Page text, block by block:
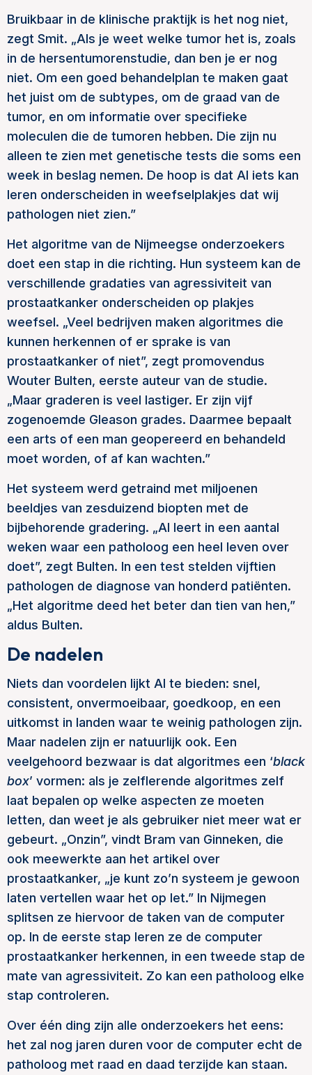
Bruikbaar in de klinische praktijk is het nog niet,
zegt Smit. „Als je weet welke tumor het is, zoals
in de hersentumorenstudie, dan ben je er nog
niet. Om een goed behandelplan te maken gaat
het juist om de subtypes, om de graad van de
tumor, en om informatie over specifieke
moleculen die de tumoren hebben. Die zijn nu
alleen te zien met genetische tests die soms een
week in beslag nemen. De hoop is dat AI iets kan
leren onderscheiden in weefselplakjes dat wij
pathologen niet zien.”
Het algoritme van de Nijmeegse onderzoekers
doet een stap in die richting. Hun systeem kan de
verschillende gradaties van agressiviteit van
prostaatkanker onderscheiden op plakjes
weefsel. „Veel bedrijven maken algoritmes die
kunnen herkennen of er sprake is van
prostaatkanker of niet”, zegt promovendus
Wouter Bulten, eerste auteur van de studie.
„Maar graderen is veel lastiger. Er zijn vijf
zogenoemde Gleason grades. Daarmee bepaalt
een arts of een man geopereerd en behandeld
moet worden, of af kan wachten.”
Het systeem werd getraind met miljoenen
beeldjes van zesduizend biopten met de
bijbehorende gradering. „AI leert in een aantal
weken waar een patholoog een heel leven over
doet”, zegt Bulten. In een test stelden vijftien
pathologen de diagnose van honderd patiënten.
„Het algoritme deed het beter dan tien van hen,”
aldus Bulten.
De nadelen
Niets dan voordelen lijkt AI te bieden: snel,
consistent, onvermoeibaar, goedkoop, en een
uitkomst in landen waar te weinig pathologen zijn.
Maar nadelen zijn er natuurlijk ook. Een
veelgehoord bezwaar is dat algoritmes een ‘black
box’ vormen: als je zelflerende algoritmes zelf
laat bepalen op welke aspecten ze moeten
letten, dan weet je als gebruiker niet meer wat er
gebeurt. „Onzin”, vindt Bram van Ginneken, die
ook meewerkte aan het artikel over
prostaatkanker, „je kunt zo’n systeem je gewoon
laten vertellen waar het op let.” In Nijmegen
splitsen ze hiervoor de taken van de computer
op. In de eerste stap leren ze de computer
prostaatkanker herkennen, in een tweede stap de
mate van agressiviteit. Zo kan een patholoog elke
stap controleren.
Over één ding zijn alle onderzoekers het eens:
het zal nog jaren duren voor de computer echt de
patholoog met raad en daad terzijde kan staan.